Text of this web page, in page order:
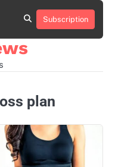
Home
news
viral
sports
desi
Subscription
plan